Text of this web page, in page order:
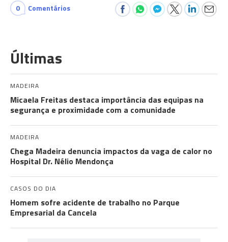
0 Comentários
Últimas
MADEIRA
Micaela Freitas destaca importância das equipas na
segurança e proximidade com a comunidade
MADEIRA
Chega Madeira denuncia impactos da vaga de calor no
Hospital Dr. Nélio Mendonça
CASOS DO DIA
Homem sofre acidente de trabalho no Parque
Empresarial da Cancela